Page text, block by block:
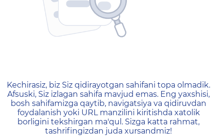
404 — Страница не
Kechirasiz, biz Siz qidirayotgan sahifani topa olmadik.
Afsuski, Siz izlagan sahifa mavjud emas. Eng yaxshisi,
bosh sahifamizga qaytib, navigatsiya va qidiruvdan
foydalanish yoki URL manzilini kiritishda xatolik
borligini tekshirgan ma'qul. Sizga katta rahmat,
tashrifingizdan juda xursandmiz!